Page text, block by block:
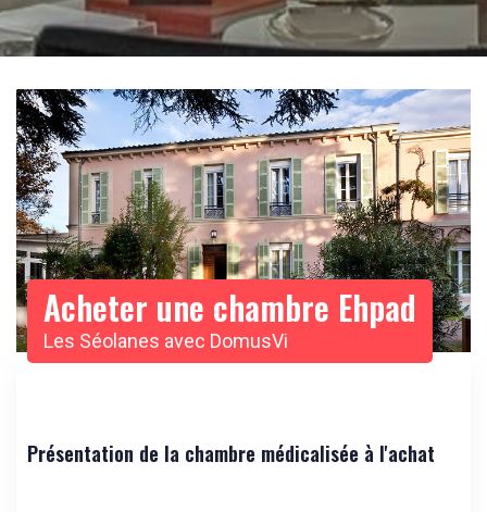
Acheter une chambre Ehpad
Les Séolanes avec DomusVi
Présentation de la chambre médicalisée à l'achat